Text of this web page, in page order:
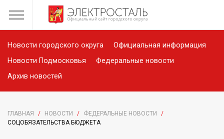
Новости городского округа
Официальная информация
Новости Подмосковья
Федеральные новости
Архив новостей
ГЛАВНАЯ / НОВОСТИ / ФЕДЕРАЛЬНЫЕ НОВОСТИ
/
СОЦОБЯЗАТЕЛЬСТВА БЮДЖЕТА